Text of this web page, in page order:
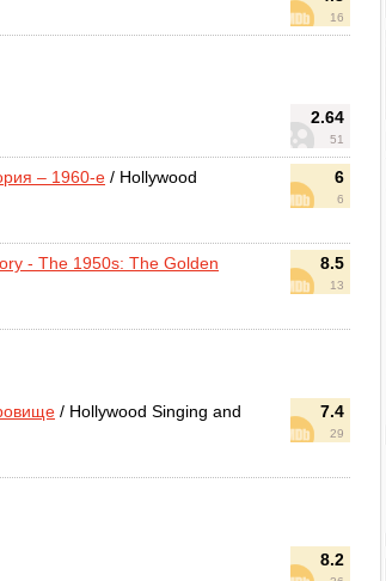
16
2.64
51
6
6
– 1960-е / Hollywood
8.5
13
- The 1950s: The Golden
7.4
29
/ Hollywood Singing and
8.2